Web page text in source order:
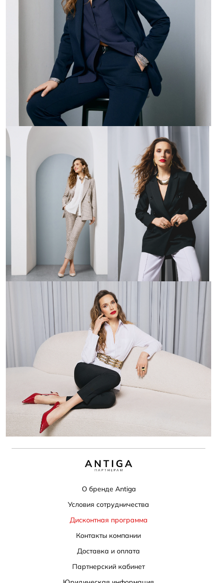
О бренде Antiga
Условия сотрудничества
Дисконтная программа
Контакты компании
Доставка и оплата
Партнерский кабинет